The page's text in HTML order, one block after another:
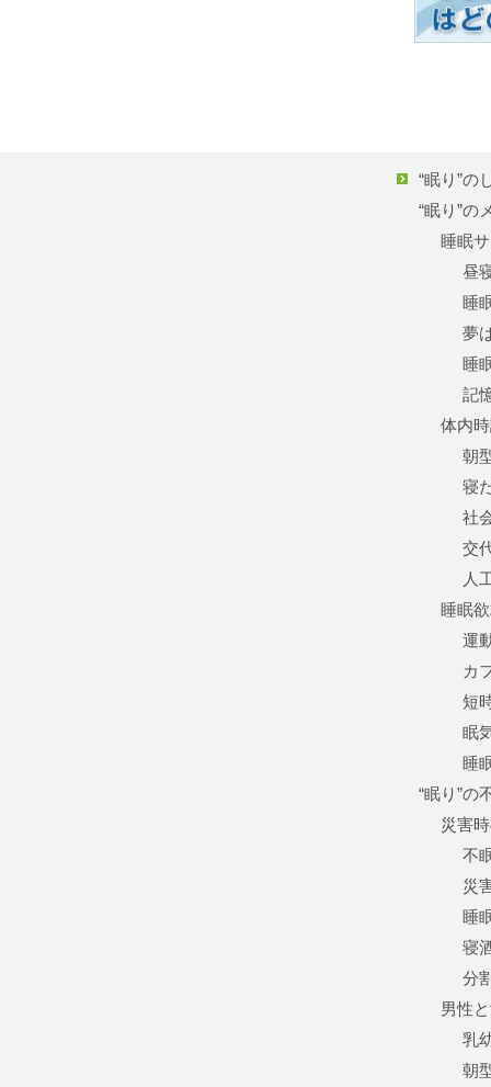
“眠り”の
“眠り”の
睡眠
昼
睡
夢
睡
記
体内
朝
寝
社
交
人
睡眠
運
カ
短
眠
睡
“眠り”の
災害
不
災
睡
寝
分
男性
乳
朝